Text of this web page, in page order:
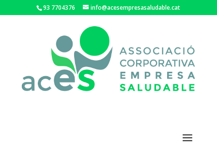
93 7704376 info@acesempresasaludable.cat